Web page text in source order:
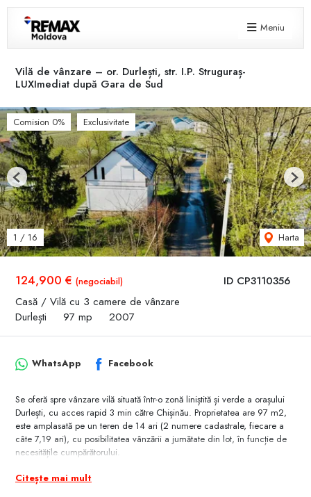
Meniu
Vilă de vânzare – or. Durlești, str. I.P. Struguraș-
LUXImediat după Gara de Sud
ID CP3110356
124,900 € (negociabil)
Casă / Vilă cu 3 camere de vânzare
Durlești
97 mp 2007
Comision 0% Exclusivitate
1 / 16 Harta
Previous Next
WhatsApp Facebook
Se oferă spre vânzare vilă situată într-o zonă liniștită și verde a orașului
Durlești, cu acces rapid 3 min către Chișinău. Proprietatea are 97 m2,
este amplasată pe un teren de 14 ari (2 numere cadastrale, fiecare a
câte 7,19 ari), cu posibilitatea vânzării a jumătate din lot, în funcție de
necesitățile cumpărătorului.
bucătărie,spații de depozitare, grup sanitar, fiind potrivită atât pentru
Citește mai mult